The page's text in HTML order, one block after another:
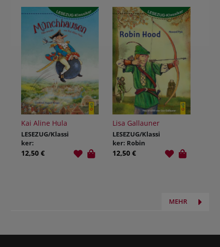
Kai Aline Hula
LESEZUG/Klassi
ker:
Münchhausen
12,50 €
Lisa Gallauner
LESEZUG/Klassi
ker: Robin
Hood
12,50 €
MEHR